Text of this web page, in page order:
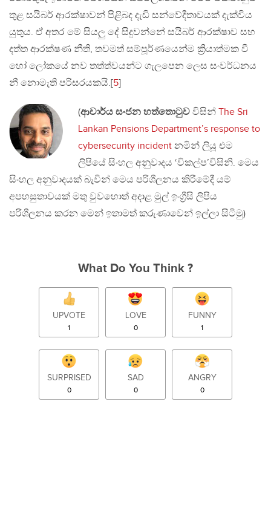
තුළ සයිබර් ආරක්ෂාවන් පිළිබද දැඩි සන්වේදීතාවයක් දැක්විය
යුතුය. ඒ අතර මේ සියලු දේ සිදුවන්නේ සයිබර් ආරක්ෂාව සහ
දත්ත ආරක්ෂණ නීති, තවමත් සම්පූර්ණයෙන්ම ක්‍රියාත්මක වී
හෝ ලෝකයේ නව තත්ත්වයන්ට ගැලපෙන ලෙස සංවර්ධනය
නී නොමැති පරිසරයකයි.[5]
(ආචාර්ය සංජන හත්තොටුව විසින් The Sri
Lankan Pensions Department’s response to
cybersecurity incident නමින් ලියූ එම
ලිපියේ සිංහල අනුවාදය ‘විකල්ප’විසිනි. මෙය
සිංහල අනුවාදයක් බැවින් මෙය පරිශීලනය කිරීමේදී යම්
අපහසුතාවයක් මතු වුවහොත් අදාළ මුල් ඉංග්‍රීසි ලිපිය
පරිශීලනය කරන මෙන් ඉතාමත් කරුණාවෙන් ඉල්ලා සිටිමු)
What Do You Think ?
UPVOTE
1
LOVE
0
FUNNY
1
SURPRISED
0
SAD
0
ANGRY
0